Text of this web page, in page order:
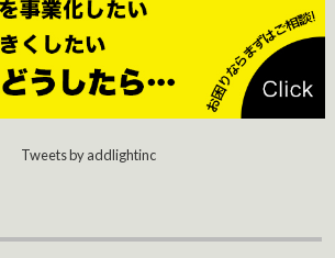
Tweets by addlightinc